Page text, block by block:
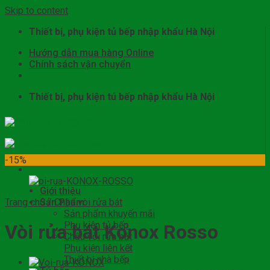
Skip to content
Thiết bị, phụ kiện tủ bếp nhập khẩu Hà Nội
Hướng dẫn mua hàng Online
Chính sách vận chuyển
Thiết bị, phụ kiện tủ bếp nhập khẩu Hà Nội
Giới thiệu
Sản Phẩm
Sản phẩm khuyến mãi
Phụ kiện tủ bếp
Chậu vòi rửa bát
Phụ kiện liên kết
Thiết bị nhà bếp
-15%
Trang chủ / Chậu vòi rửa bát
Vòi rửa bát Konox Rosso